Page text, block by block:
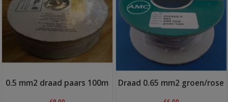
0.5 mm2 draad paars 100m Draad 0.65 mm2 groen/rose